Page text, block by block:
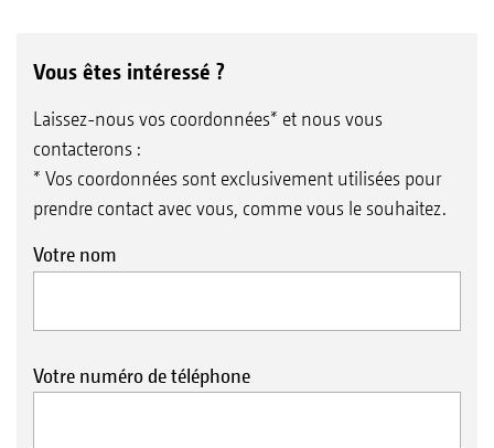
Vous êtes intéressé ?
Laissez-nous vos coordonnées* et nous vous
contacterons :
* Vos coordonnées sont exclusivement utilisées pour
prendre contact avec vous, comme vous le souhaitez.
Votre nom
Votre numéro de téléphone